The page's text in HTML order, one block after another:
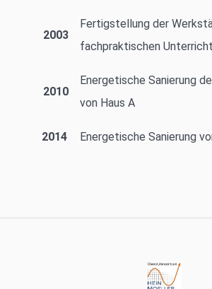
2003
Fertigstellung der
fachpraktischen Unterricht
2010
Energetische Sanierung
von Haus A
2014 Energetische Sanierung